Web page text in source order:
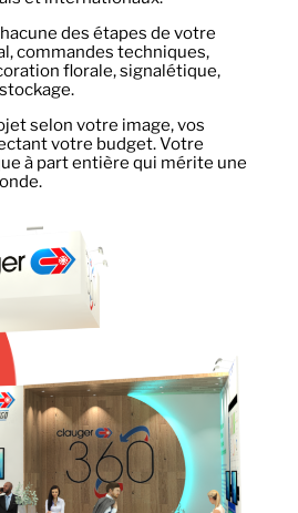
des étapes de votre
commandes techniques,
florale, signalétique,
selon votre image, vos
votre budget. Votre
à part entière qui mérite une